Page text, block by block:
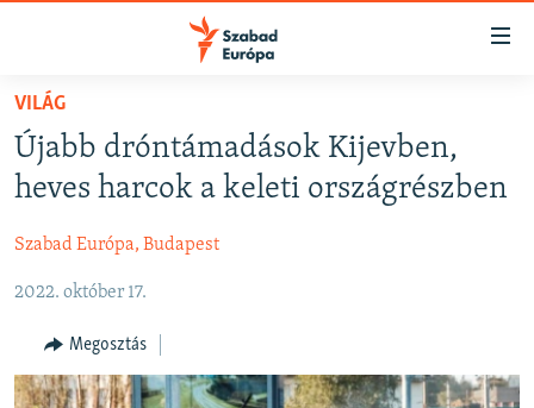
Akadálymentes
Ugrás
oldalra
Ugrás
NAPIRENDEN
AKTUÁLIS
VIDEÓK
ELEMZŐ
NER15
SZABADON
VILÁG
Újabb dróntámadások Kijevben,
heves harcok a keleti országrészben
Szabad Európa, Budapest
2022. október 17.
Megosztás